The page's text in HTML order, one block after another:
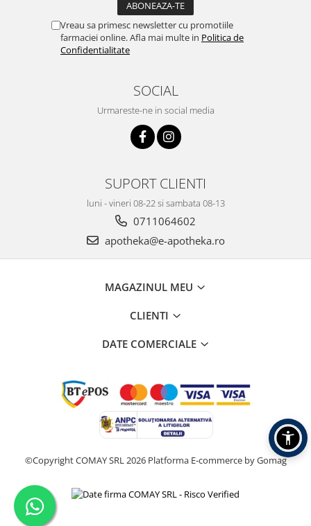
Vreau sa primesc newsletter cu promotiile
farmaciei online. Afla mai multe in Politica de
Confidentialitate
SOCIAL
Urmareste-ne in social media
SUPORT CLIENTI
luni - vineri 08-22 si sambata 08-13
0711064602
apotheka@e-apotheka.ro
MAGAZINUL MEU
CLIENTI
DATE COMERCIALE
©Copyright COMAY SRL 2026 Platforma E-commerce by Gomag